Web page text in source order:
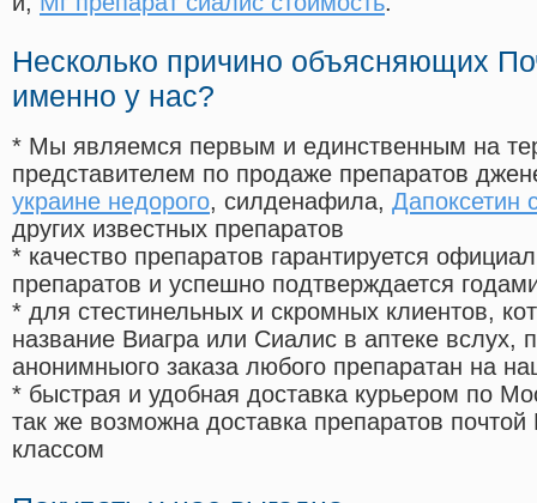
Несколько причино объясняющих
именно у нас?
* Мы являемся первым и единственным на
представителем по продаже препаратов
украине недорого, силденафила, Дапоксетин
других известных препаратов
* качество препаратов гарантируется
препаратов и успешно подтверждается
* для стестинельных и скромных клиентов,
название Виагра или Сиалис в аптеке вслух,
анонимныого заказа любого препаратан на
* быстрая и удобная доставка курьером по
так же возможна доставка препаратов
классом